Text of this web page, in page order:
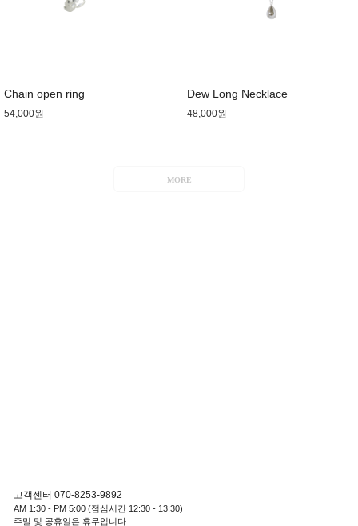
Chain open ring
54,000원
Dew Long Necklace
48,000원
MORE
고객센터 070-8253-9892
AM 1:30 - PM 5:00 (점심시간 12:30 - 13:30)
주말 및 공휴일은 휴무입니다.